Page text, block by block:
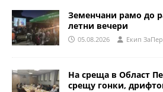
Земенчани рамо до
летни вечери
05.08.2026 Eкип
На среща в Област
срещу гонки,